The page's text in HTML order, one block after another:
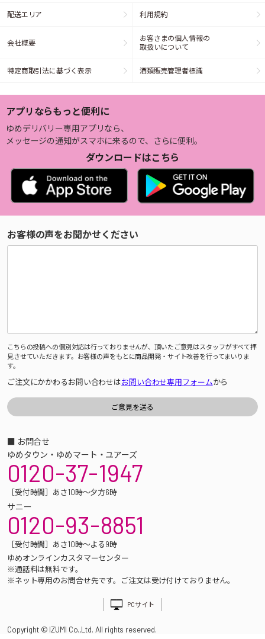
配送エリア 利用規約
会社概要
お客さまの個人情報の
取扱いについて
特定商取引法に基づく表示 酒類販売管理者標識
アプリならもっと便利に
ゆめデリバリー専用アプリなら、
メッセージの通知がスマホに来るので、さらに便利。
ダウンロードはこちら
お客様の声をお聞かせください
こちらの投稿への個別対応は行っておりませんが、頂いたご意見はスタッフがすべて拝
見させていただきます。お客様の声をもとに商品開発・サイト改善を行ってまいりま
す。
ご注文にかかわるお問い合わせはお問い合わせ専用フォームから
■ お問合せ
ゆめタウン・ゆめマート・ユアーズ
0120-37-1947
［受付時間］あさ10時～夕方6時
サニー
0120-93-8851
［受付時間］あさ10時～よる9時
ゆめオンラインカスタマーセンター
※通話料は無料です。
※ネット専用のお問合せ先です。ご注文は受け付けておりません。
PCサイト
Copyright © IZUMI Co.,Ltd. All rights reserved.